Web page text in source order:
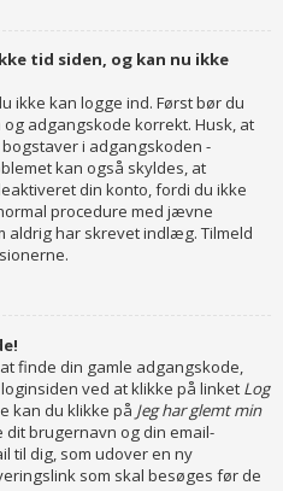
tid siden, og kan nu ikke
ikke kan logge ind. Først bør du
adgangskode korrekt. Husk, at
i adgangskoden -
kan også skyldes, at
din konto, fordi du ikke
procedure med jævne
aldrig har skrevet indlæg. Tilmeld
finde din gamle adgangskode,
ved at klikke på linket Log
kan du klikke på Jeg har glemt min
dit brugernavn og din email-
til dig, som udover en ny
som skal besøges før de